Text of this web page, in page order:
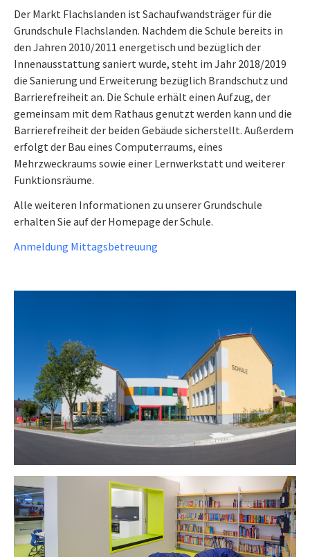
Der Markt Flachslanden ist Sachaufwandsträger für die
Grundschule Flachslanden. Nachdem die Schule bereits in
den Jahren 2010/2011 energetisch und bezüglich der
Innenausstattung saniert wurde, steht im Jahr 2018/2019
die Sanierung und Erweiterung bezüglich Brandschutz und
Barrierefreiheit an. Die Schule erhält einen Aufzug, der
gemeinsam mit dem Rathaus genutzt werden kann und die
Barrierefreiheit der beiden Gebäude sicherstellt. Außerdem
erfolgt der Bau eines Computerraums, eines
Mehrzweckraums sowie einer Lernwerkstatt und weiterer
Funktionsräume.
Alle weiteren Informationen zu unserer Grundschule
erhalten Sie auf der Homepage der Schule.
Anmeldung Mittagsbetreuung